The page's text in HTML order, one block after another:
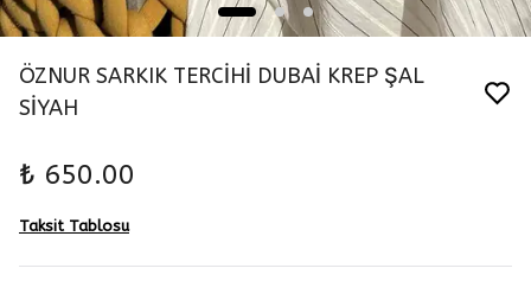
ÖZNUR SARKIK TERCİHİ DUBAİ KREP ŞAL
SİYAH
₺ 650.00
Taksit Tablosu